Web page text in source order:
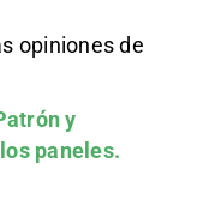
opiniones de
y
paneles.